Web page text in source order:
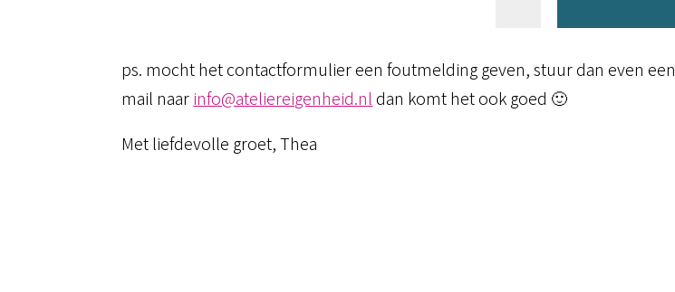
ps. mocht het contactformulier een foutmelding geven, stuur dan even een
mail naarinfo@ateliereigenheid.nl dan komt het ook goed 🙂
Met liefdevolle groet, Thea